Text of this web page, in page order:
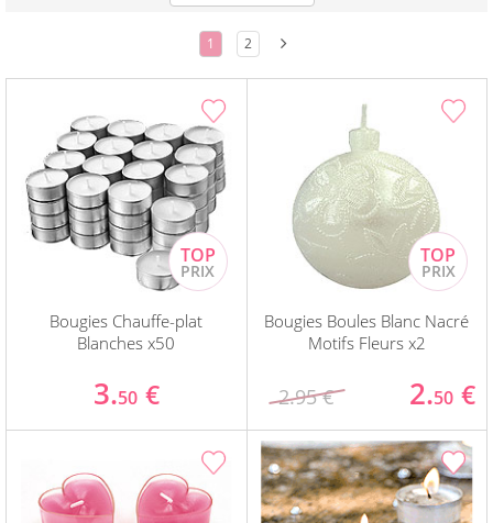
1 2
Bougies Chauffe-plat
Blanches x50
3.50 €
Bougies Boules Blanc Nacré
Motifs Fleurs x2
2.95 € 2.50 €